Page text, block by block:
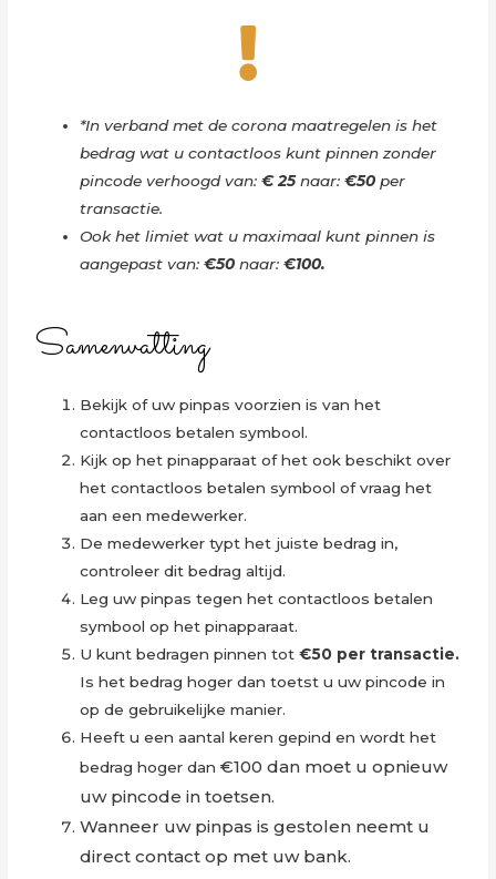
*In verband met de corona maatregelen is het
bedrag wat u contactloos kunt pinnen zonder
pincode verhoogd van:€ 25naar:€50 per
transactie.
Ook het limiet wat u maximaal kunt pinnen is
aangepast van:€50naar:€100.
Samenvatting
Bekijk of uw pinpas voorzien is van het
contactloos betalen symbool.
Kijk op het pinapparaat of het ook beschikt over
het contactloos betalen symbool of vraag het
aan een medewerker.
De medewerker typt het juiste bedrag in,
controleer dit bedrag altijd.
Leg uw pinpas tegen het contactloos betalen
symbool op het pinapparaat.
U kunt bedragen pinnen tot€50 per transactie.
Is het bedrag hoger dan toetst u uw pincode in
op de gebruikelijke manier.
Heeft u een aantal keren gepind en wordt het
bedrag hoger dan€100 dan moet u opnieuw
uw pincode in toetsen.
Wanneer uw pinpas is gestolen neemt u
direct contact op met uw bank.